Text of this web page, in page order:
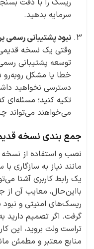
ریسک را با دقت
سرمایه بدهید.
نبود پشتیبانی
وقتی یک نسخه
توسعه پشتیبانی
خطا یا مشکل
دسترسی نخواهید
تکیه کنید؛ مسئله‌ای
می‌خواهند می‌تواند
جمع بندی نسخه
نصب و استفاده از
مانند نیاز به سازگاری
یک رابط کاربری آشنا
بااین‌حال، معایب آن از
ریسک‌های امنیتی و نبود
گرفت. اگر تصمیم دارید
تراست ولت بروید، این
منابع معتبر و مطمئن